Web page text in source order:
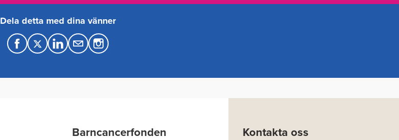
Dela detta med dina vänner
F
T
L
M
Barncancerfonden Kontakta oss